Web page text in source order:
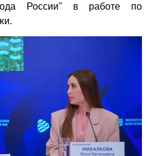
России" в работе по